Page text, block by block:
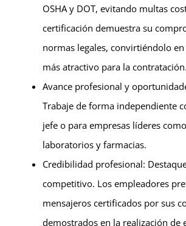
OSHA y DOT, evitando multas
certificación demuestra su
normas legales, convirtiéndolo
más atractivo para la contratación.
Avance profesional y
Trabaje de forma independiente
jefe o para empresas líderes
laboratorios y farmacias.
Credibilidad profesional:
competitivo. Los empleadores
mensajeros certificados por sus
demostrados en la realización de